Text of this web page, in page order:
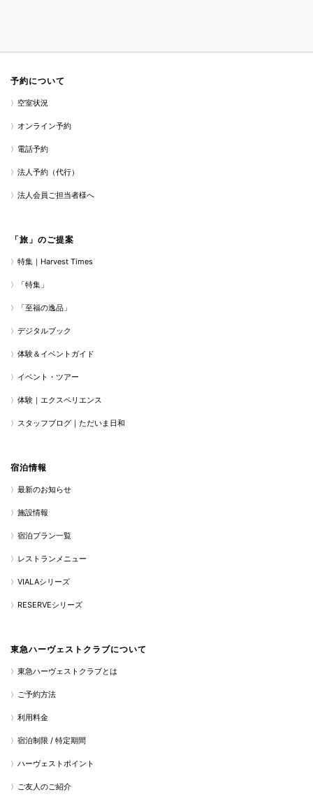
予約について
空室状況
オンライン予約
電話予約
法人予約（代行）
法人会員ご担当者様へ
「旅」のご提案
特集｜Harvest Times
「特集」
「至福の逸品」
デジタルブック
体験＆イベントガイド
イベント・ツアー
体験｜エクスペリエンス
スタッフブログ｜ただいま日和
宿泊情報
最新のお知らせ
施設情報
宿泊プラン一覧
レストランメニュー
VIALAシリーズ
RESERVEシリーズ
東急ハーヴェストクラブについて
東急ハーヴェストクラブとは
ご予約方法
利用料金
宿泊制限 / 特定期間
ハーヴェストポイント
ご友人のご紹介